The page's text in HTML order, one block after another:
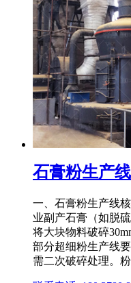
石膏粉生产
一、石膏粉生产线
业副产石膏（如脱
将大块物料破碎
部分超细粉生产线
需二次破碎处理。